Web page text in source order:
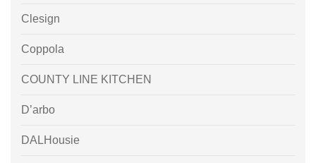
Clesign
Coppola
COUNTY LINE KITCHEN
D’arbo
DALHousie